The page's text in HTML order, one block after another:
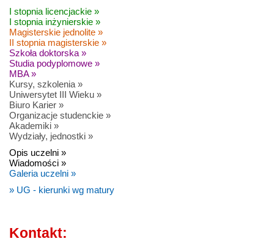
I stopnia licencjackie »
I stopnia inżynierskie »
Magisterskie jednolite »
II stopnia magisterskie »
Szkoła doktorska »
Studia podyplomowe »
MBA »
Kursy, szkolenia »
Uniwersytet III Wieku »
Biuro Karier »
Organizacje studenckie »
Akademiki »
Wydziały, jednostki »
Opis uczelni »
Wiadomości »
Galeria uczelni »
» UG - kierunki wg matury
Kontakt: